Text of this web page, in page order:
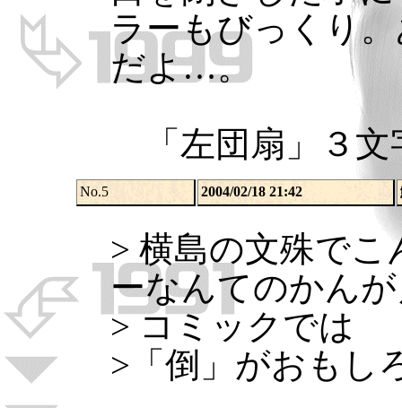
ラーもびっくり
だよ…。
「左団扇」３文
No.5 2004/02/18 21:42
> 横島の文殊で
ーなんてのかん
> コミックでは
>「倒」がおもし